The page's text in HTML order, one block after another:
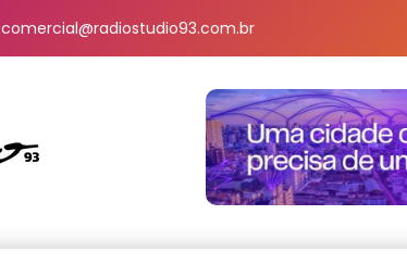
comercial@radiostudio93.com.br